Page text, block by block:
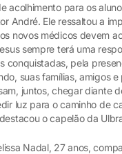
acolhimento para os
André. Ele ressaltou a
novos médicos devem
sempre terá uma
conquistadas, pela
suas famílias, amigos e
juntos, chegar diante
luz para o caminho de
o capelão da
Nadal, 27 anos,